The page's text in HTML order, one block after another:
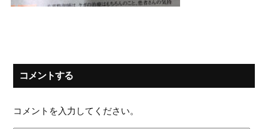
コメントする
コメントを入力してください。